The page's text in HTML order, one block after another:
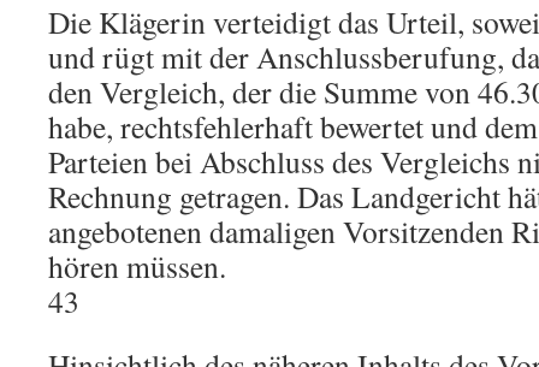
Die Klägerin verteidigt das Urteil,
und rügt mit der Anschlussberufung,
den Vergleich, der die Summe von
habe, rechtsfehlerhaft bewertet und
Parteien bei Abschluss des Vergleichs
Rechnung getragen. Das Landgericht
angebotenen damaligen Vorsitzenden
hören müssen.
43